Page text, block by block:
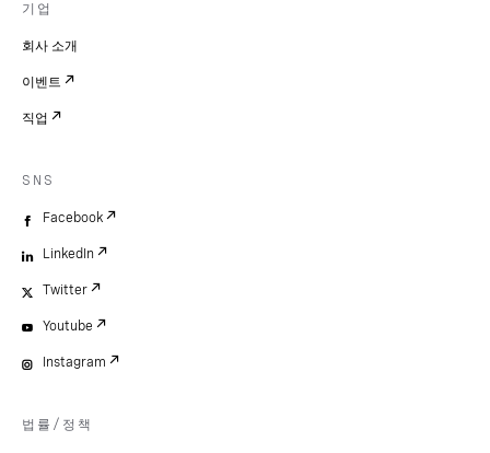
기업
회사 소개
이벤트
직업
SNS
Facebook
LinkedIn
Twitter
Youtube
Instagram
법률/정책